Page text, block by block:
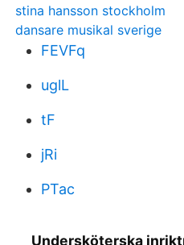
stina hansson stockholm
dansare musikal sverige
FEVFq
uglL
tF
jRi
PTac
Undersköterska